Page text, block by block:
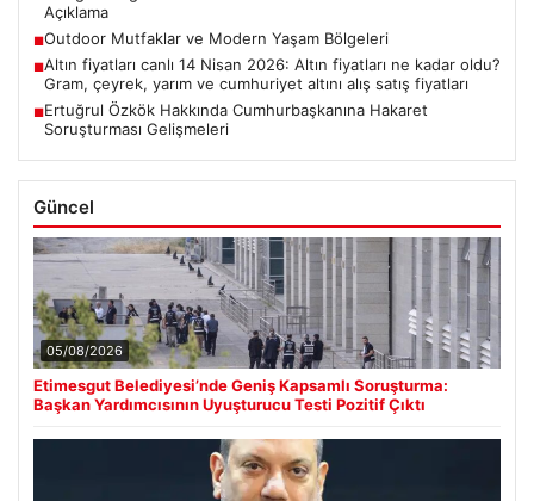
Açıklama
■Outdoor Mutfaklar ve Modern Yaşam Bölgeleri
■Altın fiyatları canlı 14 Nisan 2026: Altın fiyatları ne kadar oldu?
Gram, çeyrek, yarım ve cumhuriyet altını alış satış fiyatları
■Ertuğrul Özkök Hakkında Cumhurbaşkanına Hakaret
Soruşturması Gelişmeleri
Güncel
05/08/2026
Etimesgut Belediyesi’nde Geniş Kapsamlı Soruşturma:
Başkan Yardımcısının Uyuşturucu Testi Pozitif Çıktı